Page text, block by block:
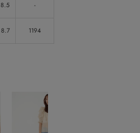
8.5 -
8.7 1194